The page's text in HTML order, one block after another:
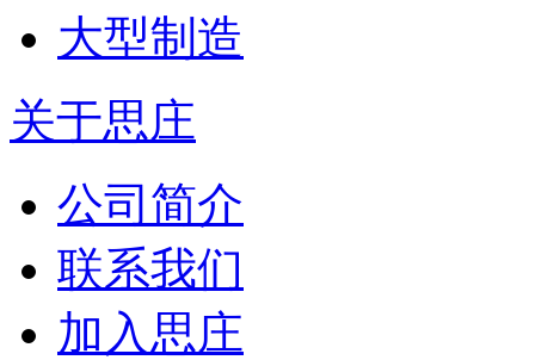
大型制造
关于思庄
公司简介
联系我们
加入思庄